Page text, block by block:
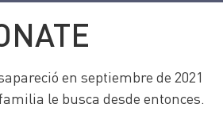
en septiembre de 2021
le busca desde entonces.